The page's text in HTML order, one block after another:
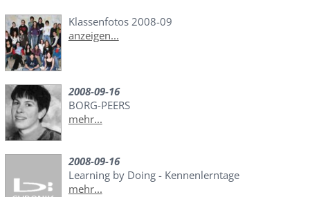
Klassenfotos 2008-09
anzeigen...
2008-09-16
BORG-PEERS
mehr...
2008-09-16
Learning by Doing - Kennenlerntage
mehr...